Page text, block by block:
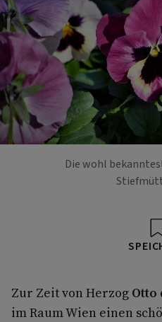
Die wohl
Zur Zeit von Herzog Otto
im Raum Wien einen